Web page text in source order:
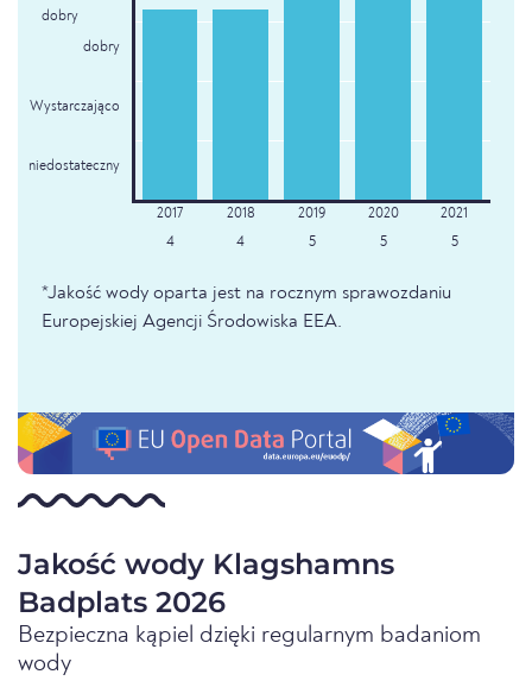
dobry
dobry
Wystarczająco
niedostateczny
4 4 5 5 5
*Jakość wody oparta jest na rocznym sprawozdaniu
Europejskiej Agencji Środowiska EEA.
Jakość wody Klagshamns
Badplats 2026
Bezpieczna kąpiel dzięki regularnym badaniom
wody